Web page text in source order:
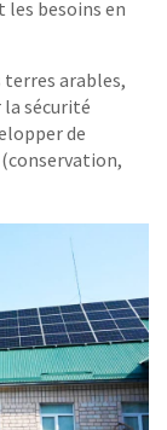
les besoins en
terres arables,
la sécurité
de